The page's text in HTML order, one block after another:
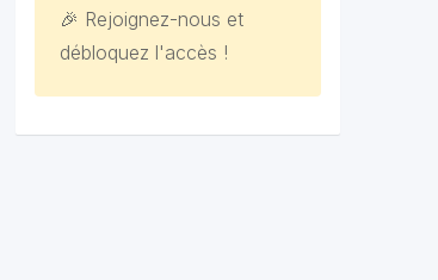
🎉 Rejoignez-nous et
débloquez l'accès !